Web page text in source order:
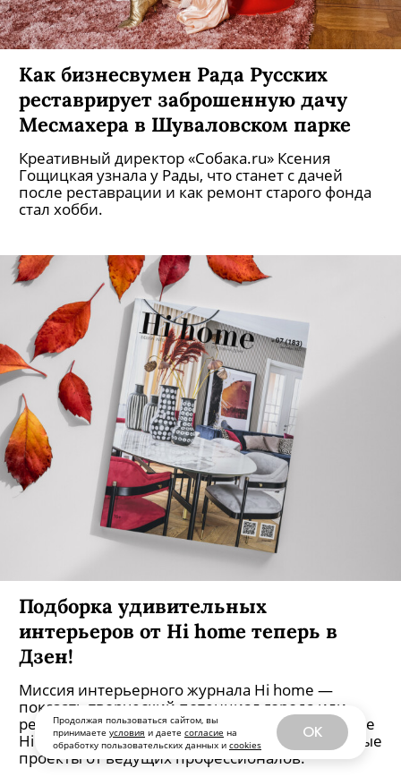
Продолжая пользоваться сайтом, вы
принимаете условия и даете согласие на
обработку пользовательских данных и cookies
OK
Как бизнесвумен Рада Русских
реставрирует заброшенную дачу
Месмахера в Шуваловском парке
Креативный директор «Собака.ru» Ксения
Гощицкая узнала у Рады, что станет с дачей
после реставрации и как ремонт старого фонда
стал хобби.
Подборка удивительных
интерьеров от Hi home теперь в
Дзен!
Миссия интерьерного журнала Hi home —
показать творческий потенциал города или
региона через архитектуру и дизайн. На канале
Hi home в Дзен собраны лучшие реализованные
проекты от ведущих профессионалов.